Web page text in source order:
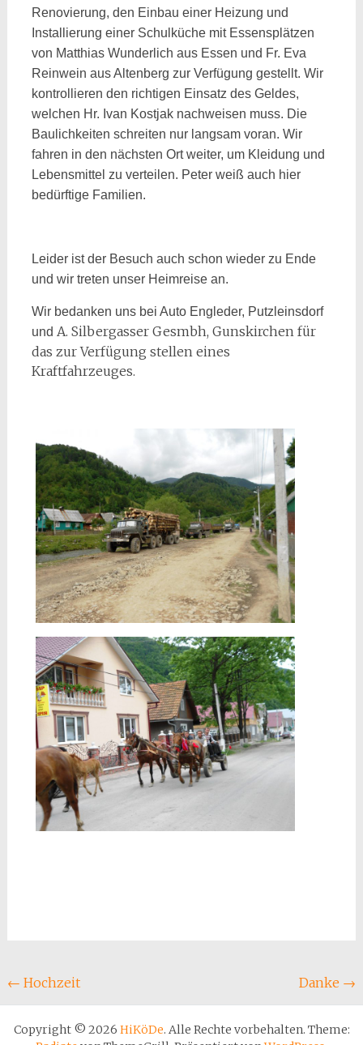
Renovierung, den Einbau einer Heizung und
Installierung einer Schulküche mit Essensplätzen
von Matthias Wunderlich aus Essen und Fr. Eva
Reinwein aus Altenberg zur Verfügung gestellt. Wir
kontrollieren den richtigen Einsatz des Geldes,
welchen Hr. Ivan Kostjak nachweisen muss. Die
Baulichkeiten schreiten nur langsam voran. Wir
fahren in den nächsten Ort weiter, um Kleidung und
Lebensmittel zu verteilen. Peter weiß auch hier
bedürftige Familien.
Leider ist der Besuch auch schon wieder zu Ende
und wir treten unser Heimreise an.
Wir bedanken uns bei Auto Engleder, Putzleinsdorf
und A. Silbergasser Gesmbh, Gunskirchen für
das zur Verfügung stellen eines
Kraftfahrzeuges.
Beitragsnavigation
← Hochzeit Danke →
Copyright © 2026 HiKöDe. Alle Rechte vorbehalten. Theme: